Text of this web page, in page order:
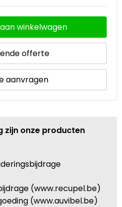
winkelwagen
offerte
aanvragen
zijn onze producten
(www.recupel.be)
(www.auvibel.be)